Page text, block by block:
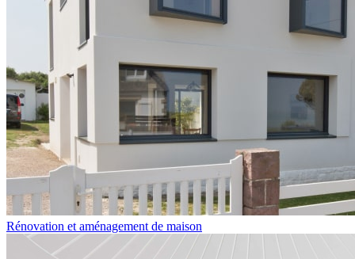
Rénovation et aménagement de maison